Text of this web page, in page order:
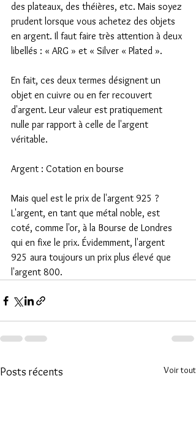
des plateaux, des théières, etc. Mais soyez
prudent lorsque vous achetez des objets
en argent. Il faut faire très attention à deux
libellés : « ARG » et « Silver « Plated ».
En fait, ces deux termes désignent un
objet en cuivre ou en fer recouvert
d'argent. Leur valeur est pratiquement
nulle par rapport à celle de l'argent
véritable.
Argent : Cotation en bourse
Mais quel est le prix de l'argent 925 ?
L'argent, en tant que métal noble, est
coté, comme l'or, à la Bourse de Londres
qui en fixe le prix. Évidemment, l'argent
925 aura toujours un prix plus élevé que
l'argent 800.
Posts récents Voir tout